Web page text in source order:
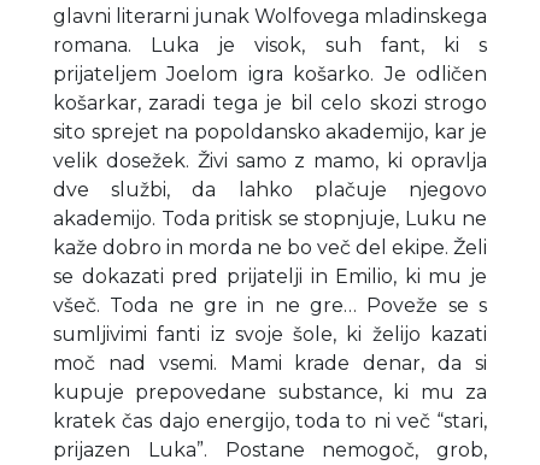
glavni literarni junak Wolfovega mladinskega
romana. Luka je visok, suh fant, ki s
prijateljem Joelom igra košarko. Je odličen
košarkar, zaradi tega je bil celo skozi strogo
sito sprejet na popoldansko akademijo, kar je
velik dosežek. Živi samo z mamo, ki opravlja
dve službi, da lahko plačuje njegovo
akademijo. Toda pritisk se stopnjuje, Luku ne
kaže dobro in morda ne bo več del ekipe. Želi
se dokazati pred prijatelji in Emilio, ki mu je
všeč. Toda ne gre in ne gre… Poveže se s
sumljivimi fanti iz svoje šole, ki želijo kazati
moč nad vsemi. Mami krade denar, da si
kupuje prepovedane substance, ki mu za
kratek čas dajo energijo, toda to ni več “stari,
prijazen Luka”. Postane nemogoč, grob,